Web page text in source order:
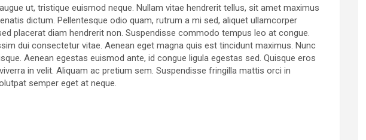
ut, tristique euismod neque. Nullam vitae hendrerit tellus, sit amet maximus
dictum. Pellentesque odio quam, rutrum a mi sed, aliquet ullamcorper
placerat diam hendrerit non. Suspendisse commodo tempus leo at congue.
dui consectetur vitae. Aenean eget magna quis est tincidunt maximus. Nunc
Aenean egestas euismod ante, id congue ligula egestas sed. Quisque eros
in velit. Aliquam ac pretium sem. Suspendisse fringilla mattis orci in
semper eget at neque.